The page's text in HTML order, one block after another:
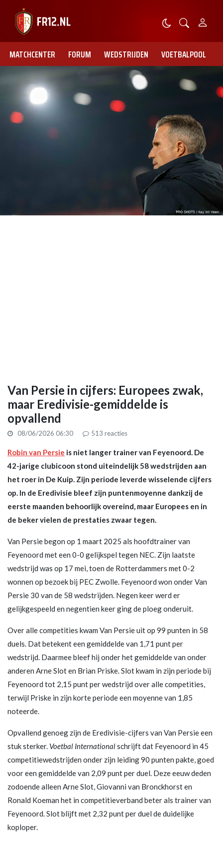
MATCHCENTER FORUM WEDSTRIJDEN VOETBALPOOL
Van Persie in cijfers: Europees zwak,
maar Eredivisie-gemiddelde is
opvallend
08/06/2026 06:30 513 reacties
Robin van Persie is niet langer trainer van Feyenoord. De
42-jarige clubicoon stond uiteindelijk 58 wedstrijden aan
het roer in De Kuip. Zijn periode leverde wisselende cijfers
op. In de Eredivisie bleef zijn puntenmoyenne dankzij de
eerste maanden behoorlijk overeind, maar Europees en in
de beker vielen de prestaties zwaar tegen.
Van Persie begon op 1 maart 2025 als hoofdtrainer van
Feyenoord met een 0-0 gelijkspel tegen NEC. Zijn laatste
wedstrijd was op 17 mei, toen de Rotterdammers met 0-2
wonnen op bezoek bij PEC Zwolle. Feyenoord won onder Van
Persie 30 van de 58 wedstrijden. Negen keer werd er
gelijkgespeeld en negentien keer ging de ploeg onderuit.
Over alle competities kwam Van Persie uit op 99 punten in 58
duels. Dat betekent een gemiddelde van 1,71 punt per
wedstrijd. Daarmee bleef hij onder het gemiddelde van onder
anderen Arne Slot en Brian Priske. Slot kwam in zijn periode bij
Feyenoord tot 2,15 punt per wedstrijd over alle competities,
terwijl Priske in zijn korte periode een moyenne van 1,85
noteerde.
Opvallend genoeg zijn de Eredivisie-cijfers van Van Persie een
stuk sterker. Voetbal Internationalschrijft dat Feyenoord in 45
competitiewedstrijden onder zijn leiding 90 punten pakte, goed
voor een gemiddelde van 2,09 punt per duel. Deze eeuw deden
zodoende alleen Arne Slot, Giovanni van Bronckhorst en
Ronald Koeman het in competitieverband beter als trainer van
Feyenoord. Slot blijft met 2,32 punt per duel de duidelijke
koploper.